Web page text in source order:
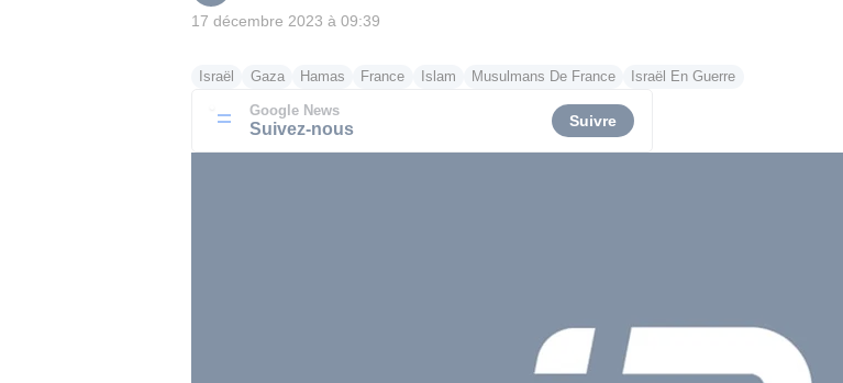
17 décembre 2023 à 09:39
Israël Gaza Hamas France Islam Musulmans De France Israël En Guerre
Google News
Suivez-nous Suivre